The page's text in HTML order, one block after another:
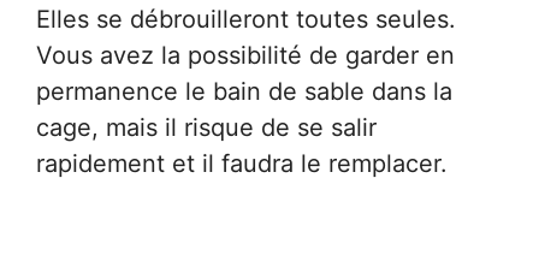
Elles se débrouilleront toutes seules.
Vous avez la possibilité de garder en
permanence le bain de sable dans la
cage, mais il risque de se salir
rapidement et il faudra le remplacer.